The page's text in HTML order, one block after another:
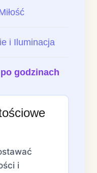
i Iluminacja
godzinach
i